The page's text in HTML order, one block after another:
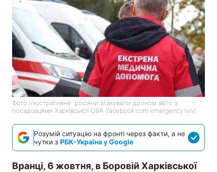
Фото ілюстративне: росіяни атакували дроном авто з
посадовцями Харківської ОВА (facebook.com emergency.lviv)
Розумій ситуацію на фронті через факти, а не
чутки з РБК-Україна у Google
Вранці, 6 жовтня, в Боровій Харківської